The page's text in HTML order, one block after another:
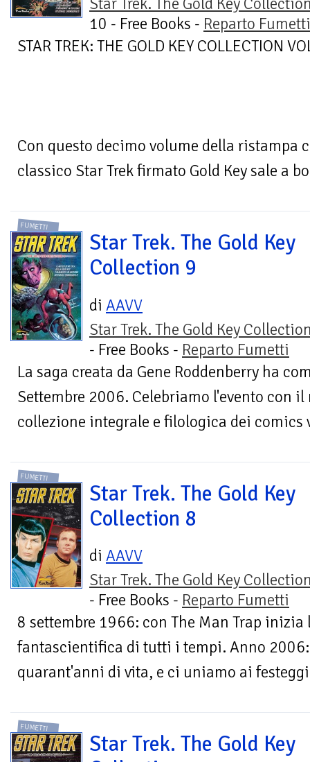
10 - Free Books - Reparto Fumetti
STAR TREK: THE GOLD KEY COLLECTION
Con questo decimo volume della ristampa
classico Star Trek firmato Gold Key sale a
FUMETTI
Star Trek. The Gold Key
Collection 9
di AAVV
Star Trek. The Gold Key
- Free Books - Reparto Fumetti
La saga creata da Gene Roddenberry ha
Settembre 2006. Celebriamo l'evento con
collezione integrale e filologica dei comics
FUMETTI
Star Trek. The Gold Key
Collection 8
di AAVV
Star Trek. The Gold Key
- Free Books - Reparto Fumetti
8 settembre 1966: con The Man Trap
fantascientifica di tutti i tempi. Anno 2006:
quarant'anni di vita, e ci uniamo ai
FUMETTI
Star Trek. The Gold Key